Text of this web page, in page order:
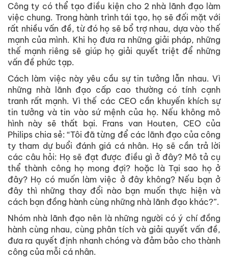
Công ty có thể tạo điều kiện cho 2 nhà lãnh đạo làm
việc chung. Trong hành trình tái tạo, họ sẽ đối mặt với
rất nhiều vấn đề, từ đó họ sẽ bổ trợ nhau, dựa vào thế
mạnh của mình. Khi họ đưa ra những giải pháp, những
thế mạnh riêng sẽ giúp họ giải quyết triệt để những
vấn đề phức tạp.
Cách làm việc này yêu cầu sự tin tưởng lẫn nhau. Vì
những nhà lãnh đạo cấp cao thường có tính cạnh
tranh rất mạnh. Vì thế các CEO cần khuyến khích sự
tin tưởng và tin vào sứ mệnh của họ. Nếu không mô
hình này sẽ thất bại. Frans van Houten, CEO của
Philips chia sẻ: “Tôi đã từng để các lãnh đạo của công
ty tham dự buổi đánh giá cá nhân. Họ sẽ cần trả lời
các câu hỏi: Họ sẽ đạt được điều gì ở đây? Mô tả cụ
thể thành công họ mong đợi? hoặc là Tại sao họ ở
đây? Họ có muốn làm việc ở đây không? Nếu bạn ở
đây thì những thay đổi nào bạn muốn thực hiện và
cách bạn đồng hành cùng những nhà lãnh đạo khác?”.
Nhóm nhà lãnh đạo nên là những người có ý chí đồng
hành cùng nhau, cùng phân tích và giải quyết vấn đề,
đưa ra quyết định nhanh chóng và đảm bảo cho thành
công của mỗi cá nhân.